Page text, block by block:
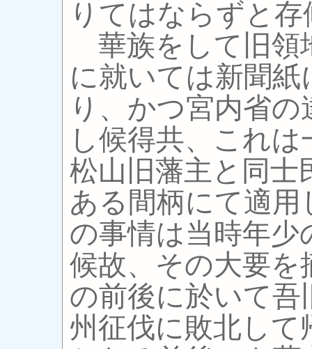
りてはならずと
華族をして旧領
に就いては新聞
り、かつ宮内省
し候得共、これ
松山旧藩主と同士
ある間柄にて適
の事情は当時年
候故、その大要を
の前後に於いて吾
州征伐に敗北して